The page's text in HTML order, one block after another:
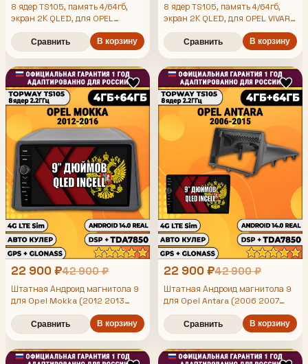
8 ядер TS105, память 4/64гб,
экран 2К QLED, для OPEL
магнитола
Сравнить В корзину
8 ядер TS105, память 4/64гб,
экран 2К QLED, для OPEL VIVARO
Android магнитола
Сравнить В корзину
22 900 ₽42 900 ₽
Штатная Андроид магнитола 9
для Opel Mokka (2012 2013
2014 2015 2016), TS105 8 ядер,
4/64гб, Qled Incell,
CarPlay/Android Auto, Gps/
Глонасс
Сравнить В корзину
22 900 ₽42 900 ₽
Штатная Андроид магнитола 9
для Opel Antara (2006 2007
2014 2015), TS105 8 ядер,
4/64гб, Qled Incell,
Глонасс
Сравнить В корзину